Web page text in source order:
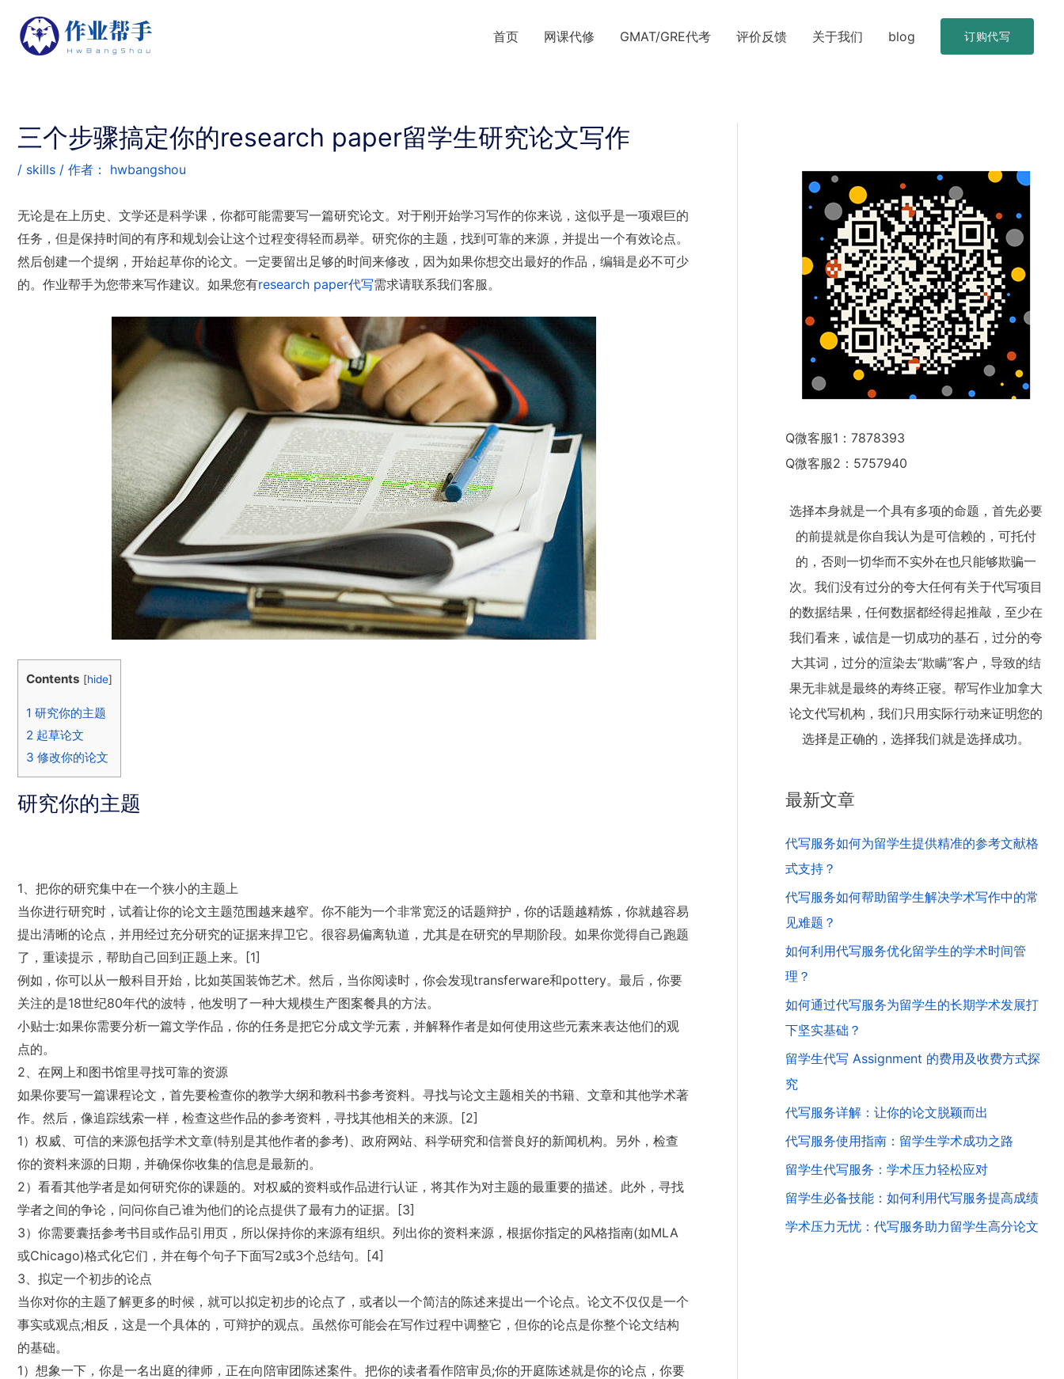
首页 网课代修 GMAT/GRE代考 评价反馈 关于我们 blog 订购代写
三个步骤搞定你的research paper留学生研究论文写作
/ skills / 作者： hwbangshou
无论是在上历史、文学还是科学课，你都可能需要写一篇研究论文。对于刚开始学习写作的你来说，这似乎是一项艰巨的
任务，但是保持时间的有序和规划会让这个过程变得轻而易举。研究你的主题，找到可靠的来源，并提出一个有效论点。
然后创建一个提纲，开始起草你的论文。一定要留出足够的时间来修改，因为如果你想交出最好的作品，编辑是必不可少
的。作业帮手为您带来写作建议。如果您有research paper代写需求请联系我们客服。
Contents [hide]
1 研究你的主题
2 起草论文
3 修改你的论文
研究你的主题
1、把你的研究集中在一个狭小的主题上
当你进行研究时，试着让你的论文主题范围越来越窄。你不能为一个非常宽泛的话题辩护，你的话题越精炼，你就越容易
提出清晰的论点，并用经过充分研究的证据来捍卫它。很容易偏离轨道，尤其是在研究的早期阶段。如果你觉得自己跑题
了，重读提示，帮助自己回到正题上来。[1]
例如，你可以从一般科目开始，比如英国装饰艺术。然后，当你阅读时，你会发现transferware和pottery。最后，你要
关注的是18世纪80年代的波特，他发明了一种大规模生产图案餐具的方法。
小贴士:如果你需要分析一篇文学作品，你的任务是把它分成文学元素，并解释作者是如何使用这些元素来表达他们的观
点的。
2、在网上和图书馆里寻找可靠的资源
如果你要写一篇课程论文，首先要检查你的教学大纲和教科书参考资料。寻找与论文主题相关的书籍、文章和其他学术著
作。然后，像追踪线索一样，检查这些作品的参考资料，寻找其他相关的来源。[2]
1）权威、可信的来源包括学术文章(特别是其他作者的参考)、政府网站、科学研究和信誉良好的新闻机构。另外，检查
你的资料来源的日期，并确保你收集的信息是最新的。
2）看看其他学者是如何研究你的课题的。对权威的资料或作品进行认证，将其作为对主题的最重要的描述。此外，寻找
学者之间的争论，问问你自己谁为他们的论点提供了最有力的证据。[3]
3）你需要囊括参考书目或作品引用页，所以保持你的来源有组织。列出你的资料来源，根据你指定的风格指南(如MLA
或Chicago)格式化它们，并在每个句子下面写2或3个总结句。[4]
3、拟定一个初步的论点
当你对你的主题了解更多的时候，就可以拟定初步的论点了，或者以一个简洁的陈述来提出一个论点。论文不仅仅是一个
事实或观点;相反，这是一个具体的，可辩护的观点。虽然你可能会在写作过程中调整它，但你的论点是你整个论文结构
的基础。
1）想象一下，你是一名出庭的律师，正在向陪审团陈述案件。把你的读者看作陪审员;你的开庭陈述就是你的论点，你要
Q微客服1：7878393
Q微客服2：5757940
选择本身就是一个具有多项的命题，首先必要
的前提就是你自我认为是可信赖的，可托付
的，否则一切华而不实外在也只能够欺骗一
次。我们没有过分的夸大任何有关于代写项目
的数据结果，任何数据都经得起推敲，至少在
我们看来，诚信是一切成功的基石，过分的夸
大其词，过分的渲染去“欺瞒”客户，导致的结
果无非就是最终的寿终正寝。帮写作业加拿大
论文代写机构，我们只用实际行动来证明您的
选择是正确的，选择我们就是选择成功。
最新文章
代写服务如何为留学生提供精准的参考文献格
式支持？
代写服务如何帮助留学生解决学术写作中的常
见难题？
如何利用代写服务优化留学生的学术时间管
理？
如何通过代写服务为留学生的长期学术发展打
下坚实基础？
留学生代写 Assignment 的费用及收费方式探
究
代写服务详解：让你的论文脱颖而出
代写服务使用指南：留学生学术成功之路
留学生代写服务：学术压力轻松应对
留学生必备技能：如何利用代写服务提高成绩
学术压力无忧：代写服务助力留学生高分论文